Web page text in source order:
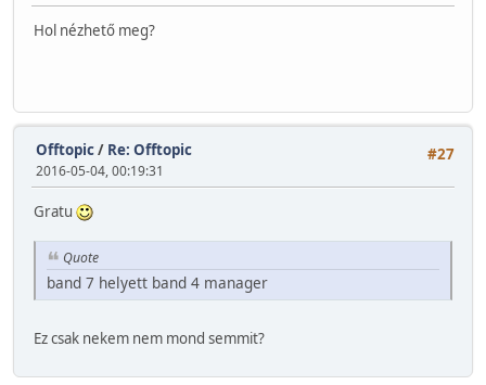
Hol nézhető meg?
#27
Offtopic/ Re: Offtopic
2016-05-04, 00:19:31
Gratu
Quote
band 7 helyett band 4 manager
Ez csak nekem nem mond semmit?